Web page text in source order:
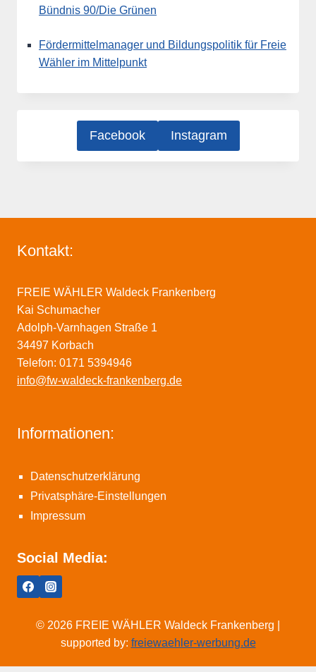
Bündnis 90/Die Grünen
Fördermittelmanager und Bildungspolitik für Freie
Wähler im Mittelpunkt
Facebook Instagram
Kontakt:
FREIE WÄHLER Waldeck Frankenberg
Kai Schumacher
Adolph-Varnhagen Straße 1
34497 Korbach
Telefon: 0171 5394946
info@fw-waldeck-frankenberg.de
Informationen:
Datenschutzerklärung
Privatsphäre-Einstellungen
Impressum
Social Media:
© 2026 FREIE WÄHLER Waldeck Frankenberg |
supported by: freiewaehler-werbung.de